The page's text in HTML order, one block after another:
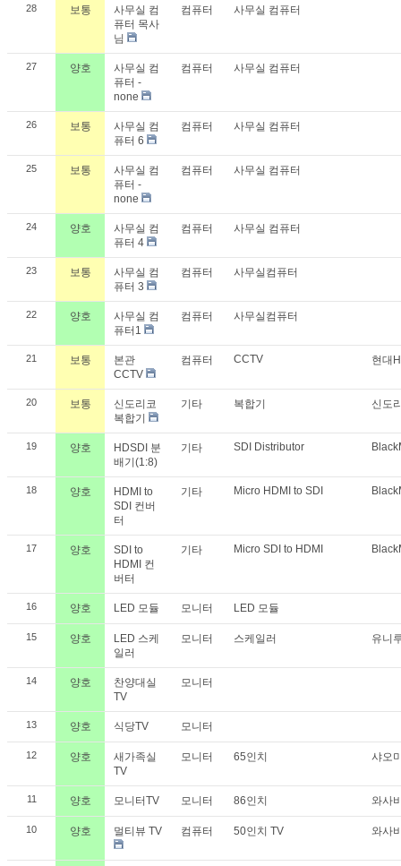
28 보통
사무실 컴
퓨터 목사
님
컴퓨터 사무실 컴퓨터
27 양호
사무실 컴
퓨터 -
none
컴퓨터 사무실 컴퓨터
26 보통
사무실 컴
퓨터 6
컴퓨터 사무실 컴퓨터
25 보통
사무실 컴
퓨터 -
none
컴퓨터 사무실 컴퓨터
24 양호
사무실 컴
퓨터 4
컴퓨터 사무실 컴퓨터
23 보통
사무실 컴
퓨터 3
컴퓨터 사무실컴퓨터
22 양호
사무실 컴
퓨터1
컴퓨터 사무실컴퓨터
21 보통
본관
CCTV
컴퓨터 CCTV 현대
20 보통
신도리코
복합기
기타 복합기 신도
19 양호
HDSDI 분
배기(1:8)
기타 SDI Distributor
18 양호
HDMI to
SDI 컨버
터
기타 Micro HDMI to SDI
17 양호
SDI to
HDMI 컨
버터
기타 Micro SDI to HDMI
16 양호 LED 모듈 모니터 LED 모듈
15 양호
LED 스케
일러
모니터 스케일러 유니
14 양호
찬양대실
TV
모니터
13 양호 식당TV 모니터
12 양호
새가족실
TV
모니터 65인치 샤오
11 양호 모니터TV 모니터 86인치 와사
10 양호 멀티뷰 TV 컴퓨터 50인치 TV 와사